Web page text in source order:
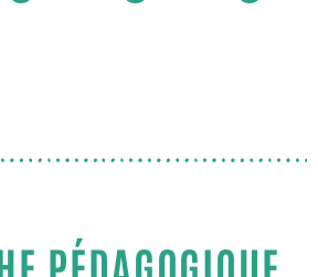
PÉDAGOGIQUE